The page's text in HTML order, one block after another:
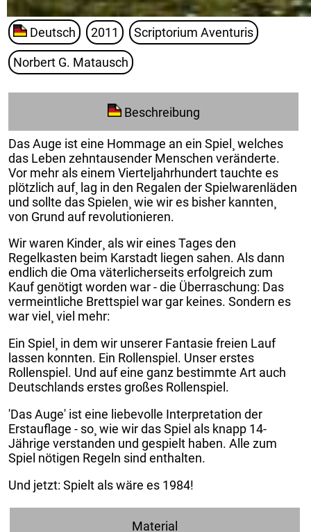
Deutsch 2011 Scriptorium Aventuris
Norbert G. Matausch
Beschreibung
Das Auge ist eine Hommage an ein Spiel¸ welches
das Leben zehntausender Menschen veränderte.
Vor mehr als einem Vierteljahrhundert tauchte es
plötzlich auf¸ lag in den Regalen der Spielwarenläden
und sollte das Spielen¸ wie wir es bisher kannten¸
von Grund auf revolutionieren.
Wir waren Kinder¸ als wir eines Tages den
Regelkasten beim Karstadt liegen sahen. Als dann
endlich die Oma väterlicherseits erfolgreich zum
Kauf genötigt worden war - die Überraschung: Das
vermeintliche Brettspiel war gar keines. Sondern es
war viel¸ viel mehr:
Ein Spiel¸ in dem wir unserer Fantasie freien Lauf
lassen konnten. Ein Rollenspiel. Unser erstes
Rollenspiel. Und auf eine ganz bestimmte Art auch
Deutschlands erstes großes Rollenspiel.
'Das Auge' ist eine liebevolle Interpretation der
Erstauflage - so¸ wie wir das Spiel als knapp 14-
Jährige verstanden und gespielt haben. Alle zum
Spiel nötigen Regeln sind enthalten.
Und jetzt: Spielt als wäre es 1984!
Material